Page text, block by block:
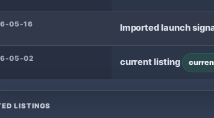
05-16 Imported launch
05-02 current listing
LISTINGS